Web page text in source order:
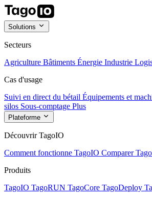
Solutions
Secteurs
Agriculture Bâtiments Énergie Industrie
Cas d'usage
Suivi en direct du bétail Équipements et
silos Sous-comptage Plus
Plateforme
Découvrir TagoIO
Comment fonctionne TagoIO Comparer
Produits
TagoIO TagoRUN TagoCore TagoDeploy